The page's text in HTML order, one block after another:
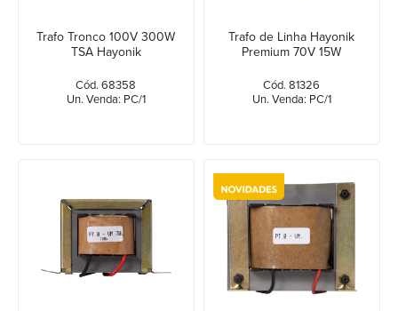
Trafo Tronco 100V 300W
TSA Hayonik
Cód. 68358
Un. Venda: PC/1
Trafo de Linha Hayonik
Premium 70V 15W
Cód. 81326
Un. Venda: PC/1